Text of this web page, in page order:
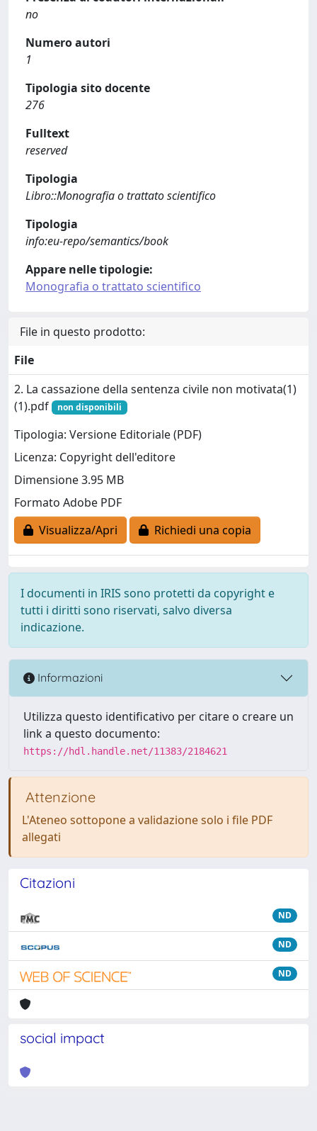
no
Numero autori
1
Tipologia sito docente
276
Fulltext
reserved
Tipologia
Libro::Monografia o trattato scientifico
Tipologia
info:eu-repo/semantics/book
Appare nelle tipologie:
Monografia o trattato scientifico
File in questo prodotto:
File
2. La cassazione della sentenza civile non motivata(1)
(1).pdf
non disponibili
Tipologia: Versione Editoriale (PDF)
Licenza: Copyright dell'editore
Dimensione 3.95 MB
Formato Adobe PDF
Visualizza/Apri
Richiedi una copia
I documenti in IRIS sono protetti da copyright e
tutti i diritti sono riservati, salvo diversa
indicazione.
Informazioni
Utilizza questo identificativo per citare o creare un
link a questo documento:
https://hdl.handle.net/11383/2184621
Attenzione
L'Ateneo sottopone a validazione solo i file PDF
allegati
Citazioni
ND
ND
ND
social impact